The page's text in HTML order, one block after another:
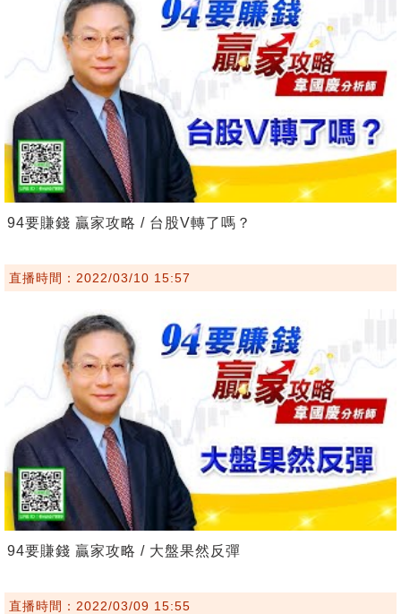
94要賺錢 贏家攻略 / 台股V轉了嗎？
直播時間：2022/03/10 15:57
94要賺錢 贏家攻略 / 大盤果然反彈
直播時間：2022/03/09 15:55